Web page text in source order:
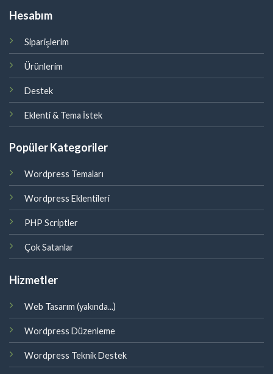
Hesabım
Siparişlerim
Ürünlerim
Destek
Eklenti & Tema İstek
Popüler Kategoriler
Wordpress Temaları
Wordpress Eklentileri
PHP Scriptler
Çok Satanlar
Hizmetler
Web Tasarım (yakında...)
Wordpress Düzenleme
Wordpress Teknik Destek